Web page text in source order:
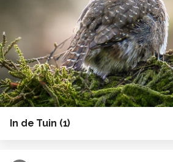
In de Tuin (1)